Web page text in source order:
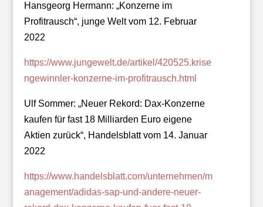
Hansgeorg Hermann: „Konzerne im
Profitrausch“, junge Welt vom 12. Februar
2022
https://www.jungewelt.de/artikel/420525.krise
ngewinnler-konzerne-im-profitrausch.html
Ulf Sommer: „Neuer Rekord: Dax-Konzerne
kaufen für fast 18 Milliarden Euro eigene
Aktien zurück“, Handelsblatt vom 14. Januar
2022
https://www.handelsblatt.com/unternehmen/m
anagement/adidas-sap-und-andere-neuer-